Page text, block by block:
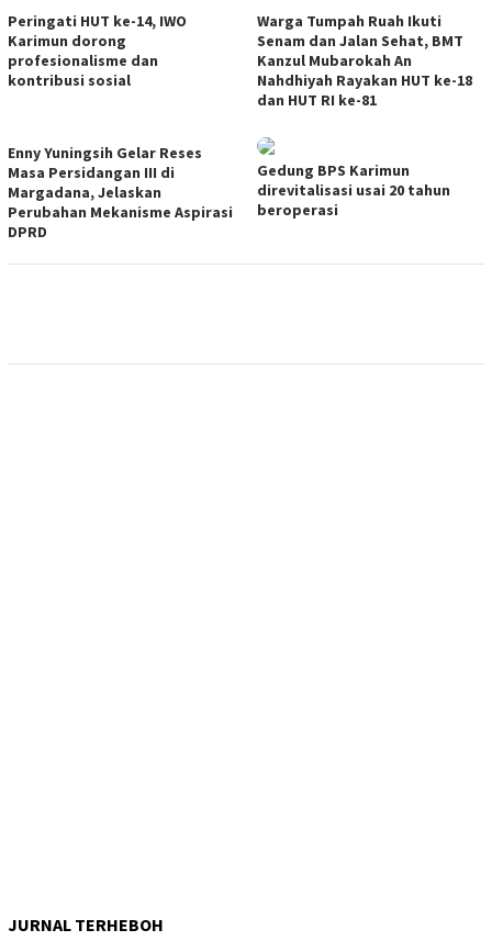
Peringati HUT ke-14, IWO
Karimun dorong
profesionalisme dan
kontribusi sosial
Warga Tumpah Ruah Ikuti
Senam dan Jalan Sehat, BMT
Kanzul Mubarokah An
Nahdhiyah Rayakan HUT ke-18
dan HUT RI ke-81
Enny Yuningsih Gelar Reses
Masa Persidangan III di
Margadana, Jelaskan
Perubahan Mekanisme Aspirasi
DPRD
Gedung BPS Karimun
direvitalisasi usai 20 tahun
beroperasi
JURNAL TERHEBOH